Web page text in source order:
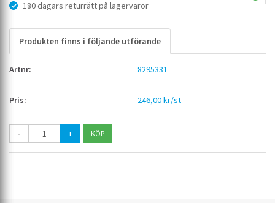
180 dagars returrätt på lagervaror
Produkten finns i följande utförande
8295331
246,00 kr/st
- +